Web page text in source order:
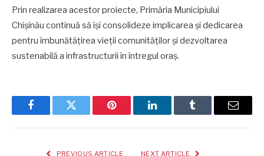
Prin realizarea acestor proiecte, Primăria Municipiului
Chișinău continuă să își consolideze implicarea și dedicarea
pentru îmbunătățirea vieții comunităților și dezvoltarea
sustenabilă a infrastructurii în întregul oraș.
FacebookTwitter Pinterest LinkedInTumblr Email
PREVIOUS ARTICLE NEXT ARTICLE